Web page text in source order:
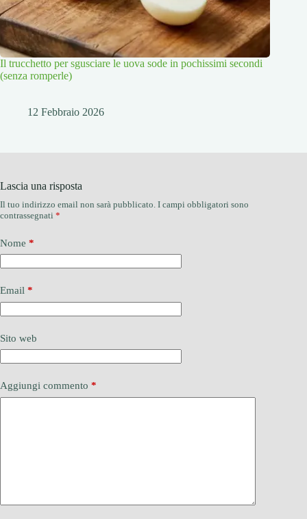
Il trucchetto per sgusciare le uova sode in pochissimi secondi
(senza romperle)
12 Febbraio 2026
Lascia una risposta
Il tuo indirizzo email non sarà pubblicato. I campi obbligatori sono
contrassegnati *
Nome *
Email *
Sito web
Aggiungi commento *